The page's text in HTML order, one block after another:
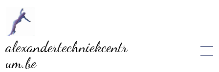
inhoud
alexandertechniekcentr
um.be